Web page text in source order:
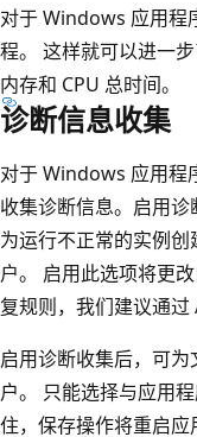
对于 Windows 应用程
程。 这样就可以进一
内存和 CPU 总时间。
诊断信息收集
对于 Windows 应用程
收集诊断信息。启用
为运行不正常的实例
户。 启用此选项将更
复规则，我们建议通过
启用诊断收集后，可
户。 只能选择与应用
住，保存操作将重启